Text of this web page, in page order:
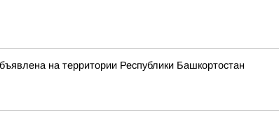
на территории Республики Башкортостан